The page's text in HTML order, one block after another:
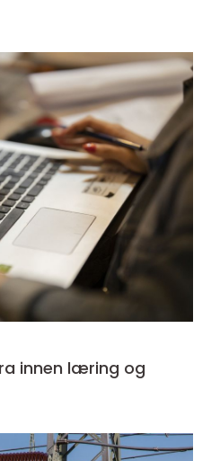
innen læring og